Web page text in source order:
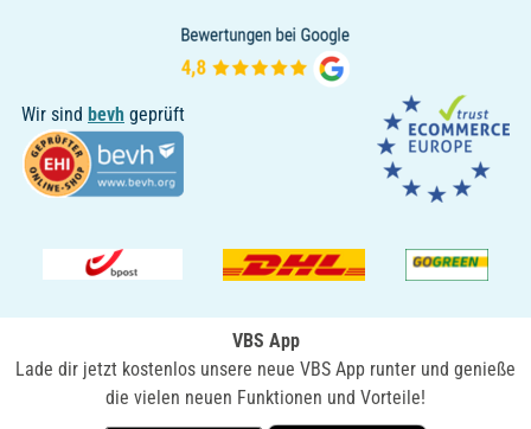
Wir sind bevh geprüft
VBS App
Lade dir jetzt kostenlos unsere neue VBS App runter und genieße
die vielen neuen Funktionen und Vorteile!